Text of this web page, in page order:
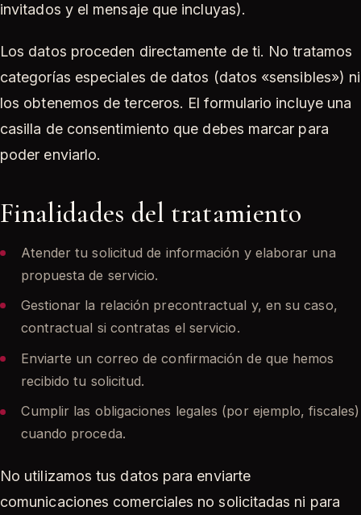
invitados y el mensaje que incluyas).
Los datos proceden directamente de ti. No tratamos
categorías especiales de datos (datos «sensibles») ni
los obtenemos de terceros. El formulario incluye una
casilla de consentimiento que debes marcar para
poder enviarlo.
Finalidades del tratamiento
Atender tu solicitud de información y elaborar una
propuesta de servicio.
Gestionar la relación precontractual y, en su caso,
contractual si contratas el servicio.
Enviarte un correo de confirmación de que hemos
recibido tu solicitud.
Cumplir las obligaciones legales (por ejemplo, fiscales)
cuando proceda.
No utilizamos tus datos para enviarte
comunicaciones comerciales no solicitadas ni para